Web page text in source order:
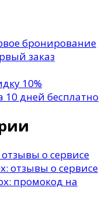
бронирование
заказ
10%
дней бесплатно
о сервисе
отзывы о сервисе
промокод на